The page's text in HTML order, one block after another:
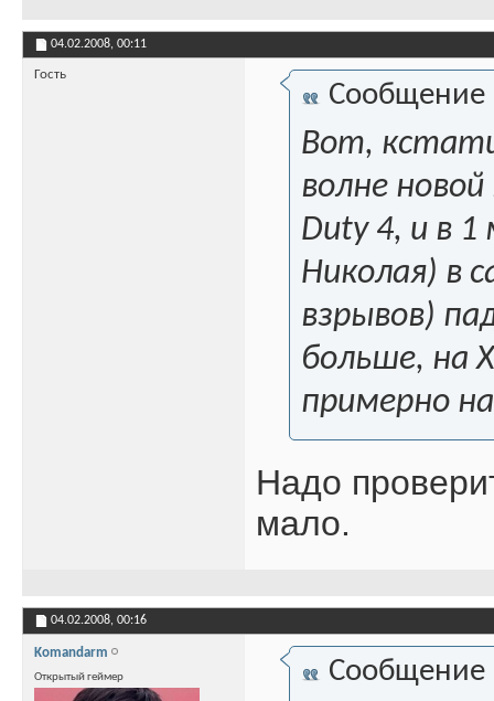
04.02.2008, 00:11
Гость
Сообщение
Вот,
волне
Duty 4, и в 1
Николая) в
взрывов)
больше, на
примерно
Надо
мало.
04.02.2008, 00:16
Komandarm
Открытый геймер Сообщение